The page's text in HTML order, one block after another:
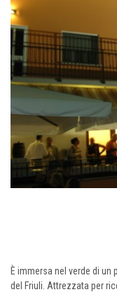
È immersa nel verde di
del Friuli. Attrezzata per